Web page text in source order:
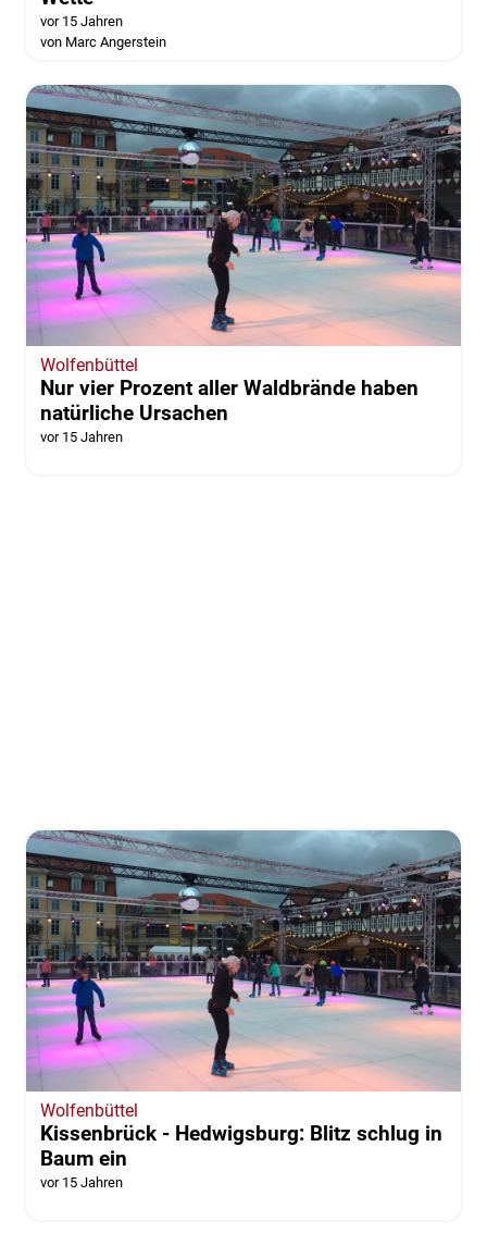
vor 15 Jahren
von Marc Angerstein
Wolfenbüttel
Nur vier Prozent aller Waldbrände haben
natürliche Ursachen
vor 15 Jahren
Wolfenbüttel
Kissenbrück - Hedwigsburg: Blitz schlug in
Baum ein
vor 15 Jahren